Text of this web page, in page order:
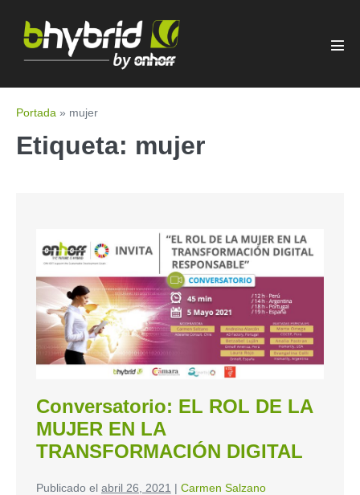
Portada » mujer
Etiqueta: mujer
Conversatorio: EL ROL DE LA
MUJER EN LA
TRANSFORMACIÓN DIGITAL
Publicado el abril 26, 2021 | Carmen Salzano